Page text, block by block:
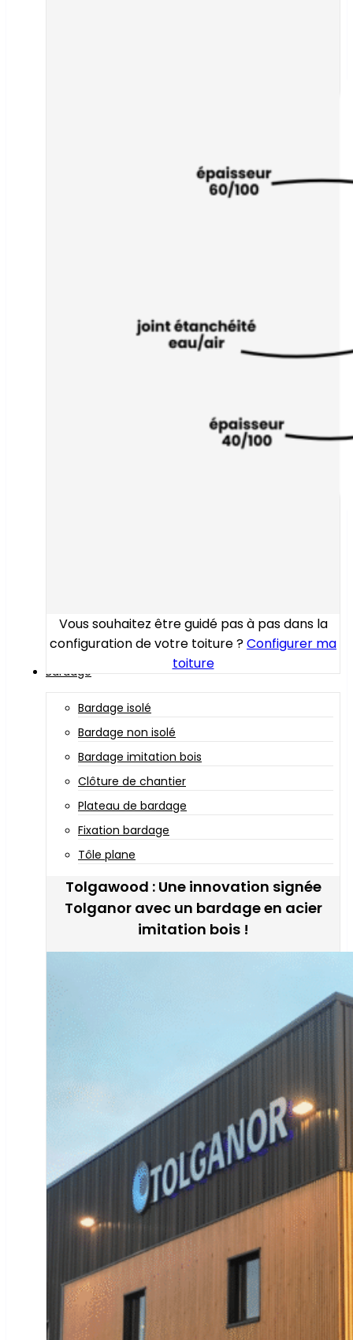
Vous souhaitez être guidé pas à pas dans la
configuration de votre toiture ?Configurer ma
toiture
Bardage
Bardage isolé
Bardage non isolé
Bardage imitation bois
Clôture de chantier
Plateau de bardage
Fixation bardage
Tôle plane
Tolgawood : Une innovation signée
Tolganor avec un bardage en acier
imitation bois !